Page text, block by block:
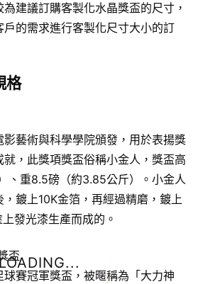
建議訂購客製化水晶獎盃的尺寸，
的需求進行客製化尺寸大小的訂
格
藝術與科學學院頒發，用於表揚獎
，此獎項獎盃俗稱小金人，獎盃高
、重8.5磅（約3.85公斤）。小金人
鍍上10K金箔，再經過精磨，鍍上
發光漆生產而成的。
盃
賽冠軍獎盃，被暱稱為「大力神